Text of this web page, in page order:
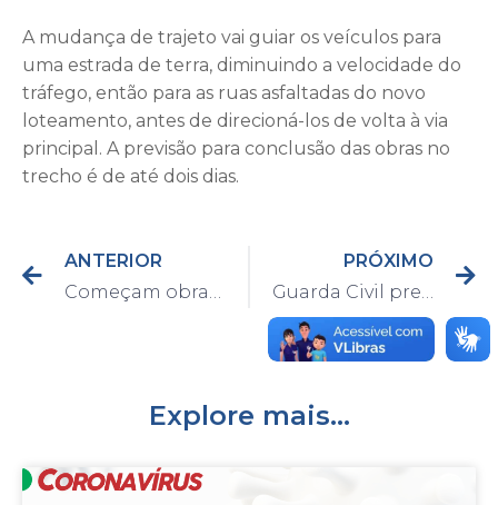
A mudança de trajeto vai guiar os veículos para
uma estrada de terra, diminuindo a velocidade do
tráfego, então para as ruas asfaltadas do novo
loteamento, antes de direcioná-los de volta à via
principal. A previsão para conclusão das obras no
trecho é de até dois dias.
ANTERIOR
Começam obras de recuperação de asfalto e calçada na Morada do Sol
PRÓXIMO
Guarda Civil prende membro de facção criminosa e apreende mais de 100 porções de drogas no bairro Porto Alegre
Explore mais...